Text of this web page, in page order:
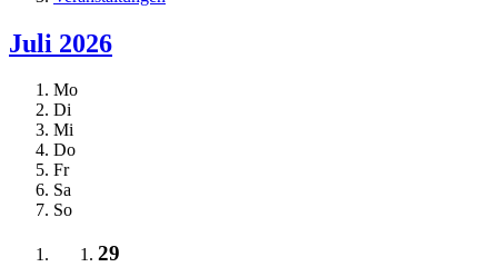
Juli 2026
Mo
Di
Mi
Do
Fr
Sa
So
29